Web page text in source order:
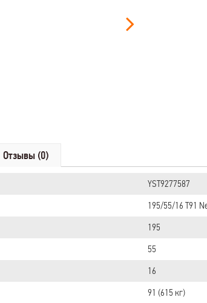
Отзывы (0)
YST9277587
195/55/16 T91
195
55
16
91 (615 кг)